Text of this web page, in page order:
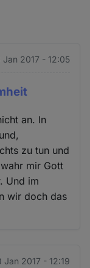
Jan 2017 - 12:05
an. In
zu tun und
mir Gott
Und im
wir doch das
Jan 2017 - 12:19